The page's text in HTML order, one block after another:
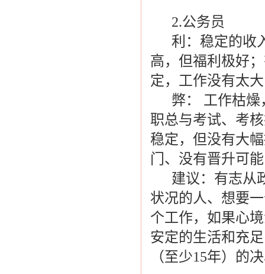
2.公务员
利：稳定的收
高，但福利极好
定，工作没有太
弊： 工作枯燥
职总与考试、考
稳定，但没有大
门、没有晋升可
建议：有志从
状况的人、想要
个工作，如果心
安定的生活和充
（至少15年）的